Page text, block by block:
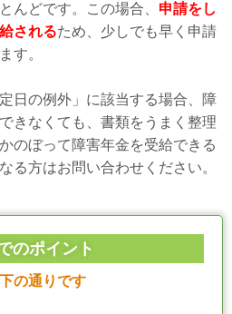
んどです。この場合、 申請をし
されるため、少しでも早く申請
す。
日の例外」に該当する場合、障
きなくても、書類をうまく整理
のぼって障害年金を受給できる
る方はお問い合わせください。
のポイント
の通りです